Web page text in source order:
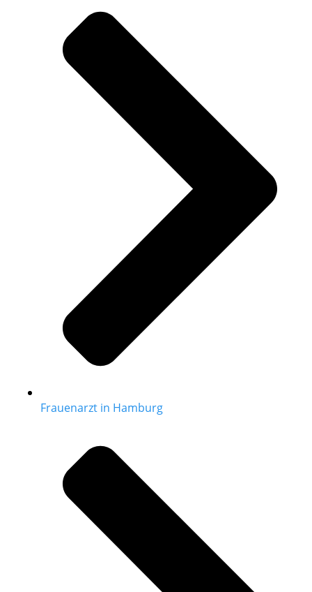
Frauenarzt in Hamburg